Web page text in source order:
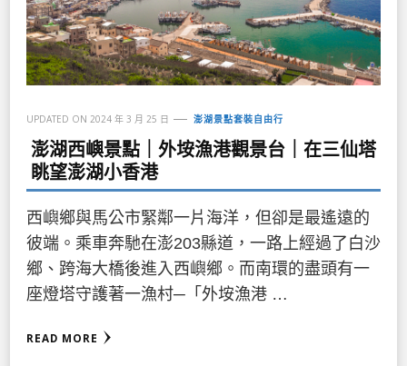
UPDATED ON 2024 年 3 月 25 日 澎湖景點套裝自由行
澎湖西嶼景點｜外垵漁港觀景台｜在三仙塔
眺望澎湖小香港
西嶼鄉與馬公市緊鄰一片海洋，但卻是最遙遠的
彼端。乘車奔馳在澎203縣道，一路上經過了白沙
鄉、跨海大橋後進入西嶼鄉。而南環的盡頭有一
座燈塔守護著一漁村─「外垵漁港 …
READ MORE